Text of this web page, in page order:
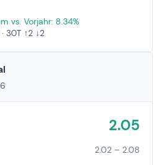
vs. Vorjahr: 8.34%
30T ↑2 ↓2
2.05
2.02 – 2.08